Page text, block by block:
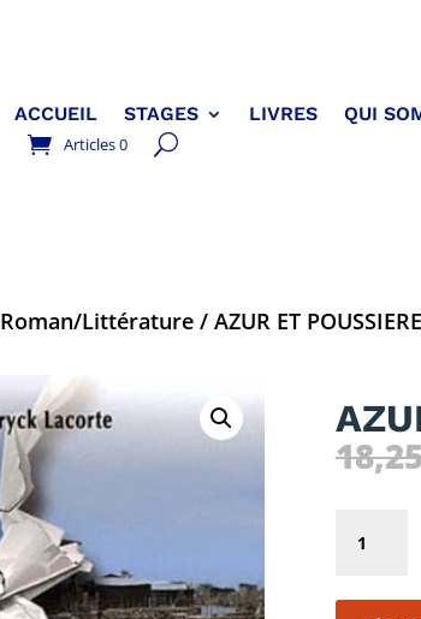
ACCUEIL STAGES LIVRES QUI
Articles 0
Roman/Littérature / AZUR ET POUSSIERE
AZUR